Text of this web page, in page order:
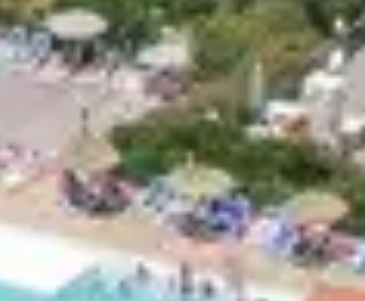
TRADITIONS
identité forte de la Balagne . Participez à une dégustation de
. Ne manquez pas les marchés de l'Île-Rousse ou de Calvi pour
immersion culturelle, assistez à un concert de chants polyphoniques,
POUR UNE
excursions organisées
au départ du Club :